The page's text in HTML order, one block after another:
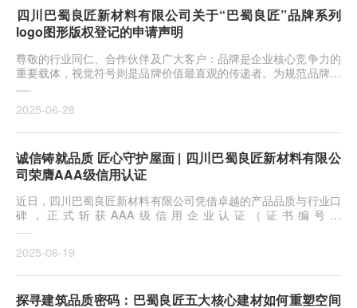
​四川巴蜀良匠新材料有限公司关于“巴蜀良匠”品牌系列
logo图形版权登记的申请声明​
尊敬的行业同仁、合作伙伴及广大客户：品牌是企业核心竞争力的
重要载体，视觉符号则是品牌价值最直观的传递者。为规范品牌视
觉形
2025-06-28
诚信铸就品质 匠心守护屋面 | 四川巴蜀良匠新材料有限公
司荣膺AAA级信用认证
近日，四川巴蜀良匠新材料有限公司凭借卓越的产品品质与行业口
碑，正式斩获AAA级信用企业认证（证书编号：
GXC20250616B1D106029）
2025-06-19
探寻建筑品质密码：巴蜀良匠五大核心建材如何重塑空间